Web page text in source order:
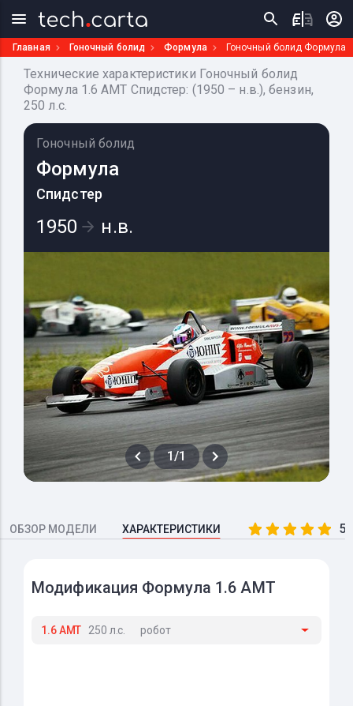
Главная Гоночный болид Формула Гоночный болид Формула
Технические характеристики Гоночный болид
Формула 1.6 AMT Спидстер: (1950 – н.в.), бензин,
250 л.с.
Гоночный болид
Формула
Спидстер
1950 н.в.
1/1
ОБЗОР МОДЕЛИ ХАРАКТЕРИСТИКИ
Модификация Формула 1.6 AMT
1.6 AMT 250 л.с. робот